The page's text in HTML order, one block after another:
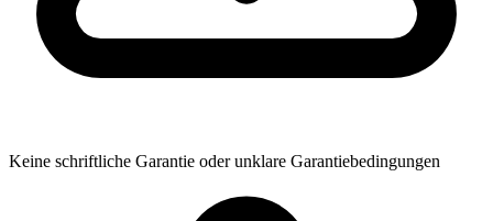
Keine schriftliche Garantie oder unklare Garantiebedingungen